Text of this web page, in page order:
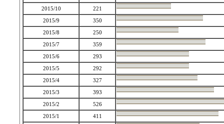
2015/10
221
2015/9
350
2015/8
250
2015/7
359
2015/6
293
2015/5
292
2015/4
327
2015/3
393
2015/2
526
2015/1
411